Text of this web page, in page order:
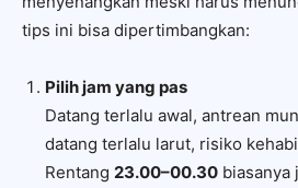
tips ini bisa dipertimbangkan:
Pilih jam yang pas
Datang terlalu awal, antrean
datang terlalu larut, risiko
Rentang 23.00–00.30 biasanya